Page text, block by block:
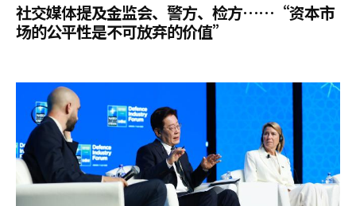
社交媒体提及金监会、警方、检方……“资本市
场的公平性是不可放弃的价值”